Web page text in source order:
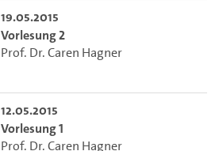
19.05.2015
Vorlesung 2
Prof. Dr. Caren Hagner
12.05.2015
Vorlesung 1
Prof. Dr. Caren Hagner